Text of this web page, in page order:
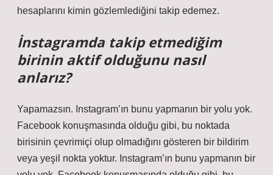
hesaplarını kimin gözlemlediğini takip edemez.
İnstagramda takip etmediğim
birinin aktif olduğunu nasıl
anlarız?
Yapamazsın. Instagram’ın bunu yapmanın bir yolu yok.
Facebook konuşmasında olduğu gibi, bu noktada
birisinin çevrimiçi olup olmadığını gösteren bir bildirim
veya yeşil nokta yoktur. Instagram’ın bunu yapmanın bir